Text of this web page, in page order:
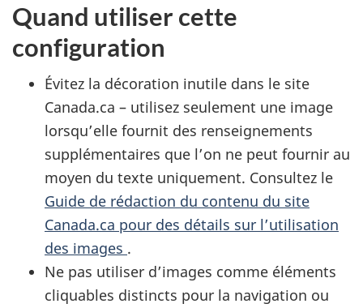
Quand utiliser cette
configuration
Évitez la décoration inutile dans le site
Canada.ca – utilisez seulement une image
lorsqu’elle fournit des renseignements
supplémentaires que l’on ne peut fournir au
moyen du texte uniquement. Consultez le
Guide de rédaction du contenu du site
Canada.ca pour des détails sur l’utilisation
des images .
Ne pas utiliser d’images comme éléments
cliquables distincts pour la navigation ou